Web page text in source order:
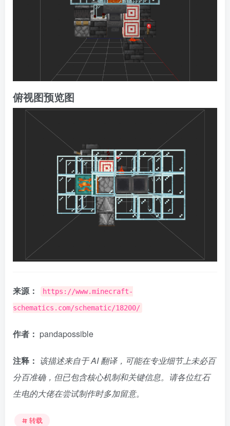
俯视图预览图
来源：
https://www.minecraft-
schematics.com/schematic/18200/
作者： pandapossible
注释： 该描述来自于 AI 翻译，可能在专业细节上未必百
分百准确，但已包含核心机制和关键信息。请各位红石
生电的大佬在尝试制作时多加留意。
转载